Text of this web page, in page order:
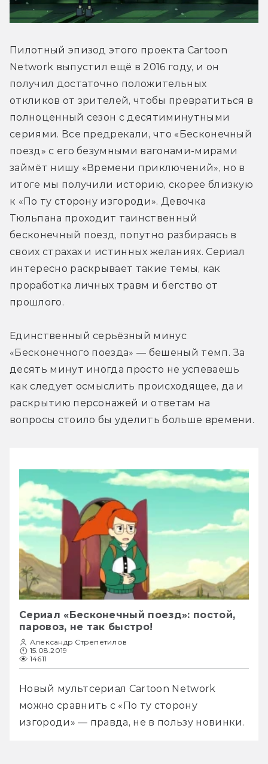
Пилотный эпизод этого проекта Cartoon
Network выпустил ещё в 2016 году, и он
получил достаточно положительных
откликов от зрителей, чтобы превратиться в
полноценный сезон с десятиминутными
сериями. Все предрекали, что «Бесконечный
поезд» с его безумными вагонами-мирами
займёт нишу «Времени приключений», но в
итоге мы получили историю, скорее близкую
к «По ту сторону изгороди». Девочка
Тюльпана проходит таинственный
бесконечный поезд, попутно разбираясь в
своих страхах и истинных желаниях. Сериал
интересно раскрывает такие темы, как
проработка личных травм и бегство от
прошлого.
Единственный серьёзный минус
«Бесконечного поезда» — бешеный темп. За
десять минут иногда просто не успеваешь
как следует осмыслить происходящее, да и
раскрытию персонажей и ответам на
вопросы стоило бы уделить больше времени.
Сериал «Бесконечный поезд»: постой,
паровоз, не так быстро!
Александр Стрепетилов
15.08.2019
14611
Новый мультсериал Cartoon Network
можно сравнить с «По ту сторону
изгороди» — правда, не в пользу новинки.